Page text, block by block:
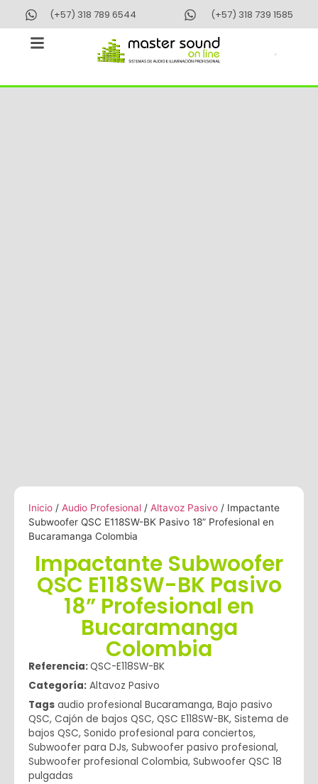
contenido
(+57) 318 789 6544 (+57) 318 739 1585
Inicio / Audio Profesional / Altavoz Pasivo / Impactante
Subwoofer QSC E118SW-BK Pasivo 18” Profesional en
Bucaramanga Colombia
Impactante Subwoofer
QSC E118SW-BK Pasivo
18” Profesional en
Bucaramanga
Colombia
Referencia:QSC-E118SW-BK
Categoría: Altavoz Pasivo
Tags audio profesional Bucaramanga, Bajo pasivo
QSC, Cajón de bajos QSC, QSC E118SW-BK, Sistema de
bajos QSC, Sonido profesional para conciertos,
Subwoofer para DJs, Subwoofer pasivo profesional,
Subwoofer profesional Colombia, Subwoofer QSC 18
pulgadas